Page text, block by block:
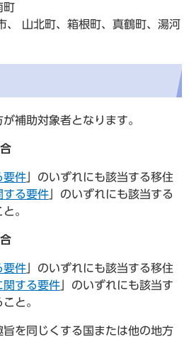
町
、 山北町、箱根町、真鶴町、湯河
補助対象者となります。
要件 」のいずれにも該当する移住
する要件 」のいずれにも該当する
。
要件 」のいずれにも該当する移住
関する要件 」のいずれにも該当す
と。
を同じくする国または他の地方